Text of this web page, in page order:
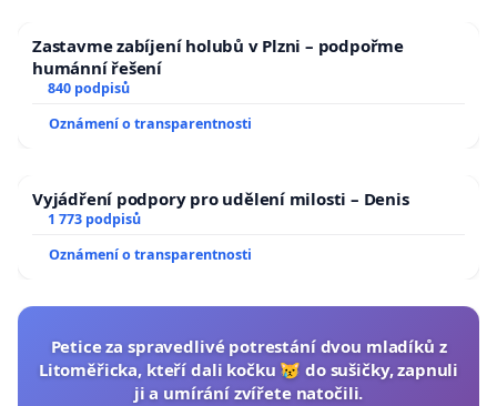
Zastavme zabíjení holubů v Plzni – podpořme
humánní řešení
840 podpisů
Oznámení o transparentnosti
Vyjádření podpory pro udělení milosti – Denis
1 773 podpisů
Oznámení o transparentnosti
Petice za spravedlivé potrestání dvou mladíků z
Litoměřicka, kteří dali kočku 😿 do sušičky, zapnuli
ji a umírání zvířete natočili.